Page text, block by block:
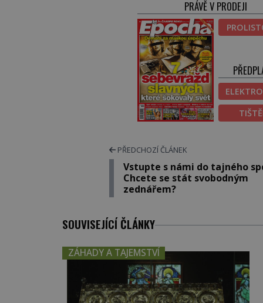
PRÁVĚ V PRODEJI
PŘEDCHOZÍ ČLÁNEK
Vstupte s námi do tajného
Chcete se stát svobodným
zednářem?
SOUVISEJÍCÍ ČLÁNKY
ZÁHADY A TAJEMSTVÍ